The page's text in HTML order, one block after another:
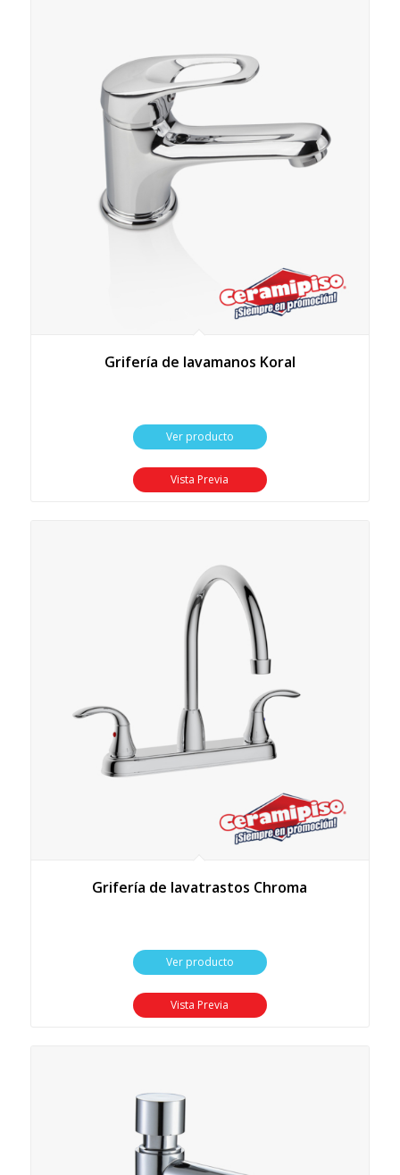
Grifería de lavamanos Koral
Ver producto
Vista Previa
Grifería de lavatrastos Chroma
Ver producto
Vista Previa